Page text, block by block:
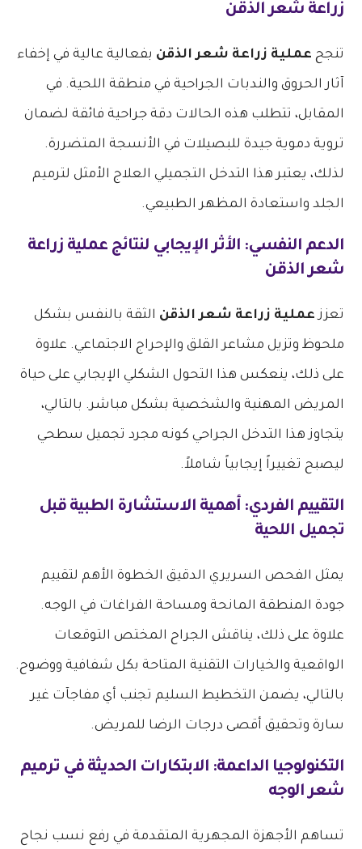
زراعة شعر الذقن
تنجح عملية زراعة شعر الذقن بفعالية عالية في إخفاء
آثار الحروق والندبات الجراحية في منطقة اللحية. في
المقابل، تتطلب هذه الحالات دقة جراحية فائقة لضمان
تروية دموية جيدة للبصيلات في الأنسجة المتضررة.
لذلك، يعتبر هذا التدخل التجميلي العلاج الأمثل لترميم
الجلد واستعادة المظهر الطبيعي.
الدعم النفسي: الأثر الإيجابي لنتائجعملية زراعة
شعر الذقن
تعززعملية زراعة شعر الذقن الثقة بالنفس بشكل
ملحوظ وتزيل مشاعر القلق والإحراج الاجتماعي. علاوة
على ذلك، ينعكس هذا التحول الشكلي الإيجابي على حياة
المريض المهنية والشخصية بشكل مباشر. بالتالي،
يتجاوز هذا التدخل الجراحي كونه مجرد تجميل سطحي
ليصبح تغييراً إيجابياً شاملاً.
التقييم الفردي: أهمية الاستشارة الطبية قبل
تجميل اللحية
يمثل الفحص السريري الدقيق الخطوة الأهم لتقييم
جودة المنطقة المانحة ومساحة الفراغات في الوجه.
علاوة على ذلك، يناقش الجراح المختص التوقعات
الواقعية والخيارات التقنية المتاحة بكل شفافية ووضوح.
بالتالي، يضمن التخطيط السليم تجنب أي مفاجآت غير
سارة وتحقيق أقصى درجات الرضا للمريض.
التكنولوجيا الداعمة: الابتكارات الحديثة في ترميم
شعر الوجه
تساهم الأجهزة المجهرية المتقدمة في رفع نسب نجاح